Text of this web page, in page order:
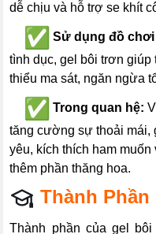
dễ chịu và hỗ trợ se khít
Sử dụng đồ
tình dục, gel bôi trơn
thiểu ma sát, ngăn ngừa
Trong quan hệ:
tăng cường sự thoải mái,
yêu, kích thích ham
thêm phần thăng hoa.
Thành
Thành phần của gel